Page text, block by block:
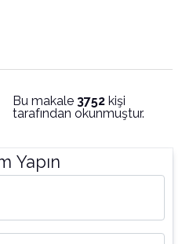
Bu makale 3752 kişi
tarafından okunmuştur.
Yapın